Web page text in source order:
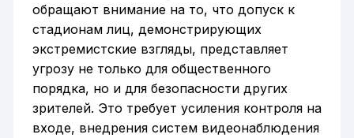
обращают внимание на то, что допуск к
стадионам лиц, демонстрирующих
экстремистские взгляды, представляет
угрозу не только для общественного
порядка, но и для безопасности других
зрителей. Это требует усиления контроля на
входе, внедрения систем видеонаблюдения